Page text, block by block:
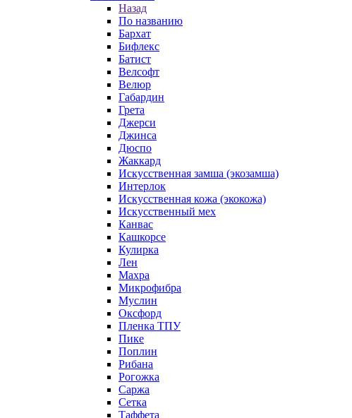
Назад
По названию
Бархат
Бифлекс
Батист
Велсофт
Велюр
Габардин
Грета
Джерси
Джинса
Дюспо
Жаккард
Искусственная замша (экозамша)
Интерлок
Искусственная кожа (экокожа)
Искусственный мех
Канвас
Кашкорсе
Кулирка
Лен
Махра
Микрофибра
Муслин
Оксфорд
Пленка ТПУ
Пике
Поплин
Рибана
Рогожка
Саржа
Сетка
Таффета